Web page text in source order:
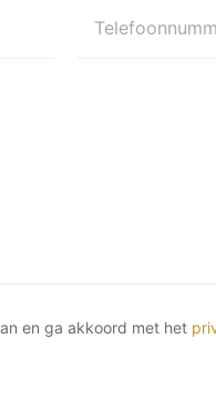
en ga akkoord met het